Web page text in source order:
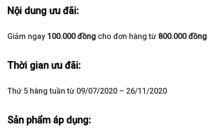
Nội dung ưu đãi:
Giảm ngay 100.000 đồng cho đơn hàng từ 800.000 đồng
Thời gian ưu đãi:
Thứ 5 hàng tuần từ 09/07/2020 – 26/11/2020
Sản phẩm áp dụng: